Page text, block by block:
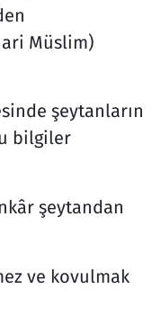
Müslim)
şeytanların
bilgiler
şeytandan
ve kovulmak